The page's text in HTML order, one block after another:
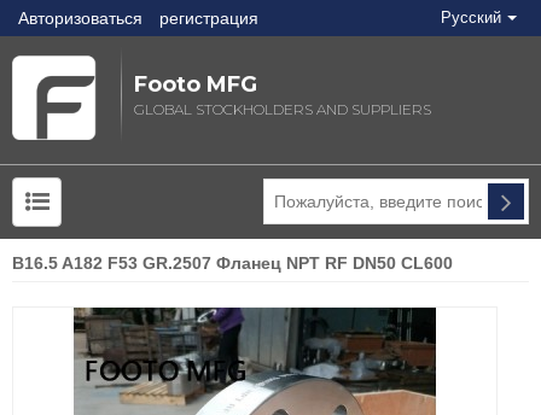
Авторизоваться регистрация Русский
Footo MFG
GLOBAL STOCKHOLDERS AND SUPPLIERS
B16.5 A182 F53 GR.2507 Фланец NPT RF DN50 CL600